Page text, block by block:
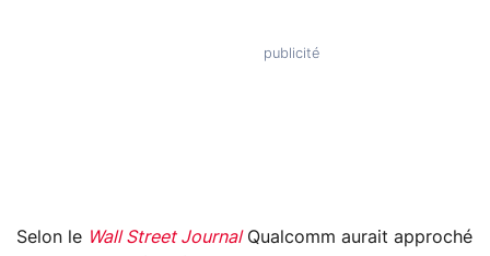
Selon le Wall Street Journal Qualcomm aurait approché